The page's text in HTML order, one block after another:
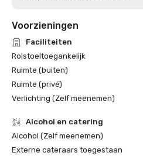
Voorzieningen
Faciliteiten
Rolstoeltoegankelijk
Ruimte (buiten)
Ruimte (privé)
Verlichting (Zelf meenemen)
Alcohol en catering
Alcohol (Zelf meenemen)
Externe cateraars toegestaan